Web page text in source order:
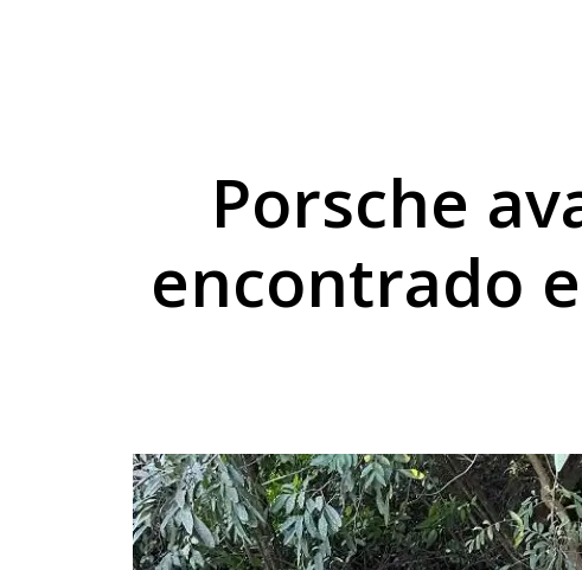
Motociclista sofre
Porsche
encontrado